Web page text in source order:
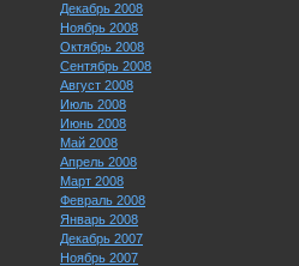
Декабрь 2008
Ноябрь 2008
Октябрь 2008
Сентябрь 2008
Август 2008
Июль 2008
Июнь 2008
Май 2008
Апрель 2008
Март 2008
Февраль 2008
Январь 2008
Декабрь 2007
Ноябрь 2007